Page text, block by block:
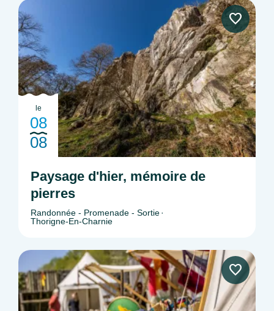
le
08
08
Paysage d'hier, mémoire de
pierres
Randonnée - Promenade - Sortie
Thorigne-En-Charnie